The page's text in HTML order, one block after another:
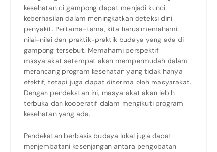
kesehatan di gampong dapat menjadi kunci
keberhasilan dalam meningkatkan deteksi dini
penyakit. Pertama-tama, kita harus memahami
nilai-nilai dan praktik-praktik budaya yang ada di
gampong tersebut. Memahami perspektif
masyarakat setempat akan mempermudah dalam
merancang program kesehatan yang tidak hanya
efektif, tetapi juga dapat diterima oleh masyarakat.
Dengan pendekatan ini, masyarakat akan lebih
terbuka dan kooperatif dalam mengikuti program
kesehatan yang ada.
Pendekatan berbasis budaya lokal juga dapat
menjembatani kesenjangan antara pengobatan